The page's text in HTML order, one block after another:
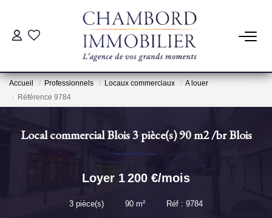
ACHAT
ESTIMATION
Estimation Par Un Professionnel
Accueil Professionnels Locaux commerciaux
A louer
Référence 9784
Local commercial Blois 3 pièce(s) 90 m2/brBlois
Loyer 1 200 €/mois
3 pièce(s) • 90 m² • Réf : 9784